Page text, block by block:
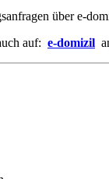
über e-
auf: e-domizil